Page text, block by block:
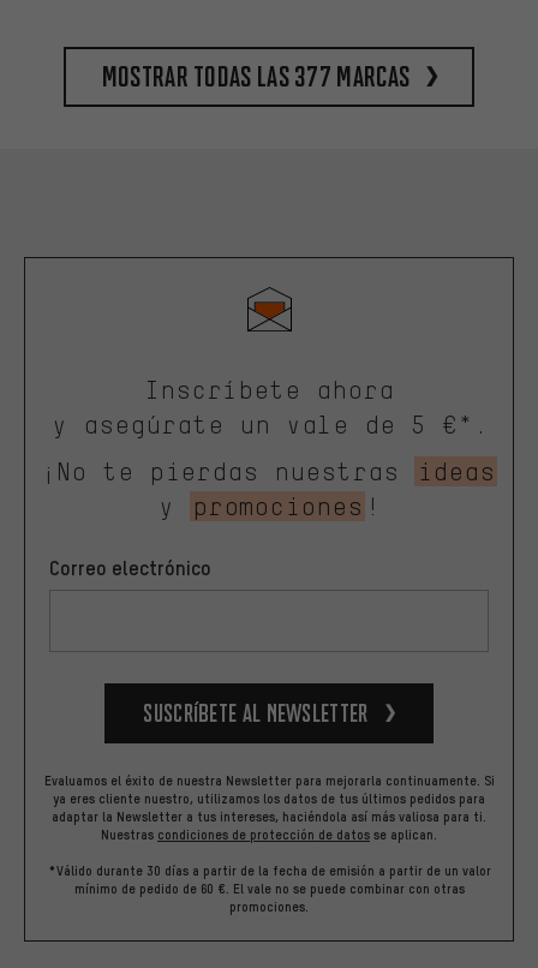
Mostrar todas las 377 marcas
Inscríbete ahora
y asegúrate un vale de 5 €*.
¡No te pierdas nuestras
ideas
y
promociones !
Correo electrónico
Suscríbete al newsletter
Evaluamos el éxito de nuestra Newsletter para mejorarla continuamente. Si
ya eres cliente nuestro, utilizamos los datos de tus últimos pedidos para
adaptar la Newsletter a tus intereses, haciéndola así más valiosa para ti.
Nuestras condiciones de protección de datos se aplican.
*Válido durante 30 días a partir de la fecha de emisión a partir de un valor
mínimo de pedido de 60 €. El vale no se puede combinar con otras
promociones.